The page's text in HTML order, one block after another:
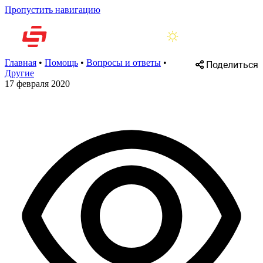
Пропустить навигацию
Главная • Помощь • Вопросы и ответы •
Другие
Поделиться
17 февраля 2020